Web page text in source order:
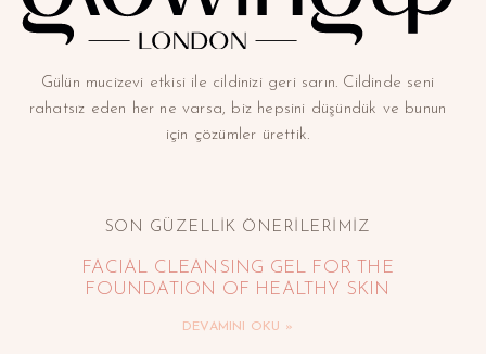
Gülün mucizevi etkisi ile cildinizi geri sarın. Cildinde seni
rahatsız eden her ne varsa, biz hepsini düşündük ve bunun
için çözümler ürettik.
SON GÜZELLİK ÖNERİLERİMİZ
FACIAL CLEANSING GEL FOR THE
FOUNDATION OF HEALTHY SKIN
DEVAMINI OKU »